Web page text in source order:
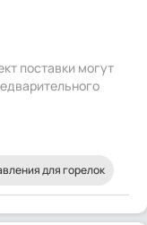
поставки могут
для горелок